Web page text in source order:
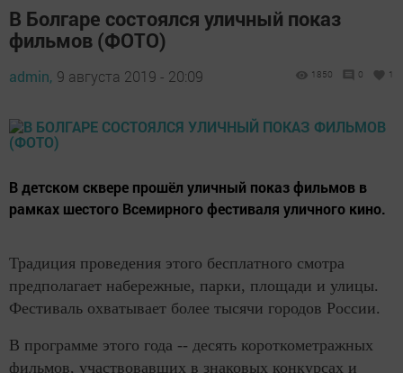
В Болгаре состоялся уличный показ
фильмов (ФОТО)
admin, 9 августа 2019 - 20:09 1850 0 1
​​​​​​​В детском сквере прошёл уличный показ фильмов в
рамках шестого Всемирного фестиваля уличного кино.
Традиция проведения этого бесплатного смотра
предполагает набережные, парки, площади и улицы.
Фестиваль охватывает более тысячи городов России.
В программе этого года -- десять короткометражных
фильмов, участвовавших в знаковых конкурсах и